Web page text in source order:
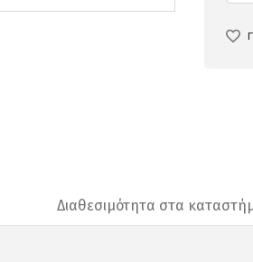
Διαθεσιμότητα στα